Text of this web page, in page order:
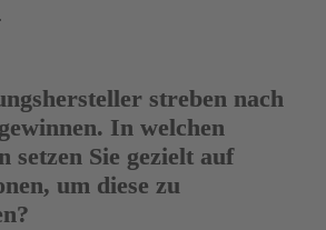
streben nach
In welchen
setzen Sie gezielt auf
um diese zu